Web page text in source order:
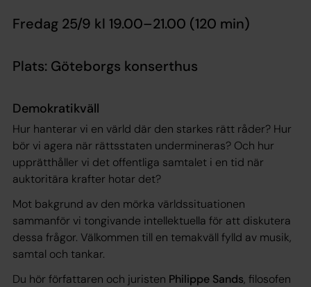
Fredag 25/9 kl 19.00–21.00 (120 min)
Plats: Göteborgs konserthus
Demokratikväll
Hur hanterar vi en värld där den starkes rätt råder? Hur
bör vi agera när rättsstaten undermineras? Och hur
upprätthåller vi det offentliga samtalet i en tid när
auktoritära krafter hotar det?
Mot bakgrund av den mörka världssituationen
sammanför vi tongivande intellektuella för att diskutera
dessa frågor. Välkommen till en temakväll fylld av musik,
samtal och tankar.
Du hör författaren och juristen Philippe Sands, filosofen